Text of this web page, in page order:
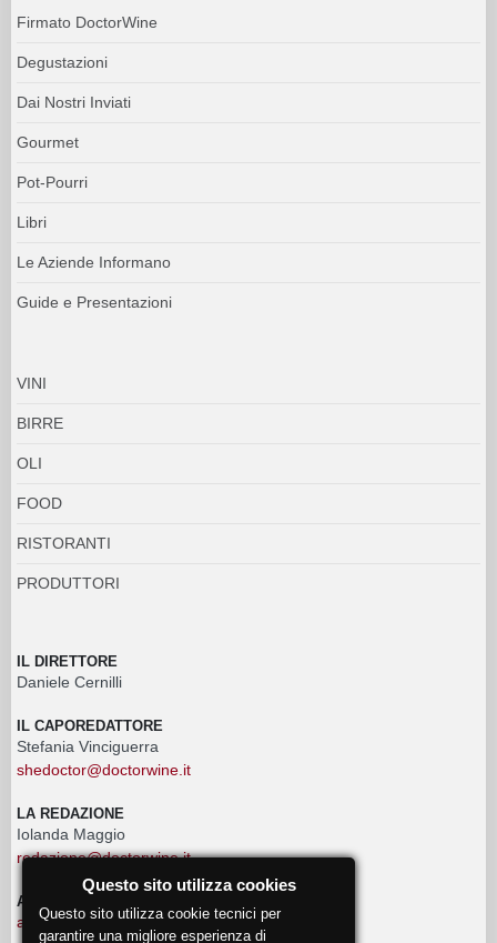
Firmato DoctorWine
Degustazioni
Dai Nostri Inviati
Gourmet
Pot-Pourri
Libri
Le Aziende Informano
Guide e Presentazioni
VINI
BIRRE
OLI
FOOD
RISTORANTI
PRODUTTORI
IL DIRETTORE
Daniele Cernilli
IL CAPOREDATTORE
Stefania Vinciguerra
shedoctor@doctorwine.it
LA REDAZIONE
Iolanda Maggio
redazione@doctorwine.it
ADVERTISING
advertising@doctorwine.it
Questo sito utilizza cookies
Questo sito utilizza cookie tecnici per
garantire una migliore esperienza di